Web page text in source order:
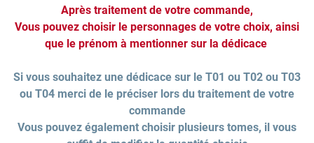
Après traitement de votre commande,
Vous pouvez choisir le personnages de votre choix, ainsi
que le prénom à mentionner sur la dédicace
Si vous souhaitez une dédicace sur le T01 ou T02 ou T03
ou T04 merci de le préciser lors du traitement de votre
commande
Vous pouvez également choisir plusieurs tomes, il vous